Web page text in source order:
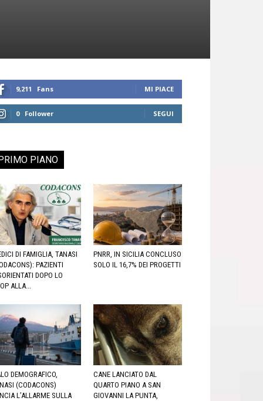
9,211 Fans MI PIACE
0 Follower SEGUI
PIANO
DI FAMIGLIA, TANASI
PAZIENTI
DOPO LO
ALLA...
PNRR, IN SICILIA CONCLUSO
SOLO IL 16,7% DEI PROGETTI
DEMOGRAFICO,
(CODACONS)
L’ALLARME SULLA
CANE LANCIATO DAL
QUARTO PIANO A SAN
GIOVANNI LA PUNTA,